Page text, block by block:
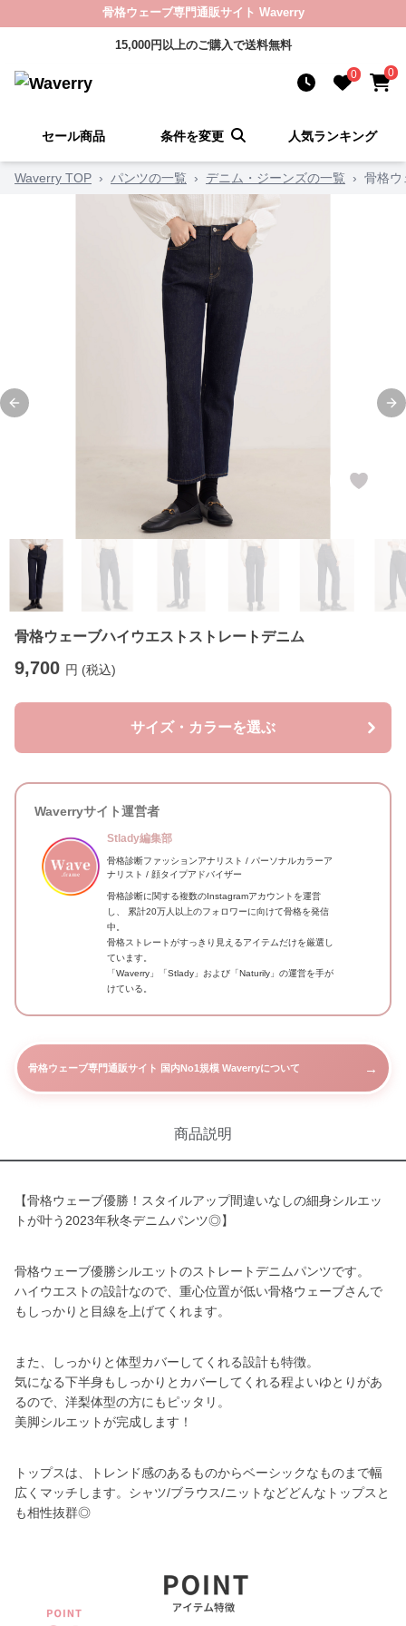
骨格ウェーブ専門通販サイト Waverry
15,000円以上のご購入で送料無料
0 0
セール商品 条件を変更 人気ランキング
Waverry TOP › パンツの一覧 › デニム・ジーンズの一覧 › 骨格ウ
Previous slide
骨格ウェーブハイウエストストレートデニム
9,700 円 (税込)
サイズ・カラーを選ぶ
Waverryサイト運営者
Stlady編集部
骨格診断ファッションアナリスト / パーソナルカラーア
ナリスト / 顔タイプアドバイザー
骨格診断に関する複数のInstagramアカウントを運営
し、 累計20万人以上のフォロワーに向けて骨格を発信
中。
骨格ストレートがすっきり見えるアイテムだけを厳選し
ています。
「Waverry」「Stlady」および「Naturily」の運営を手が
けている。
骨格ウェーブ専門通販サイト 国内No1規模 Waverryについて →
商品説明
【骨格ウェーブ優勝！スタイルアップ間違いなしの細身シルエッ
トが叶う2023年秋冬デニムパンツ◎】
骨格ウェーブ優勝シルエットのストレートデニムパンツです。
ハイウエストの設計なので、重心位置が低い骨格ウェーブさんで
もしっかりと目線を上げてくれます。
また、しっかりと体型カバーしてくれる設計も特徴。
気になる下半身もしっかりとカバーしてくれる程よいゆとりがあ
るので、洋梨体型の方にもピッタリ。
美脚シルエットが完成します！
トップスは、トレンド感のあるものからベーシックなものまで幅
広くマッチします。シャツ/ブラウス/ニットなどどんなトップスと
も相性抜群◎